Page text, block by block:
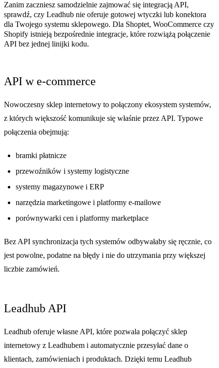
Zanim zaczniesz samodzielnie zajmować się integracją API,
sprawdź, czy Leadhub nie oferuje gotowej wtyczki lub konektora
dla Twojego systemu sklepowego. Dla Shoptet, WooCommerce czy
Shopify istnieją bezpośrednie integracje, które rozwiążą połączenie
API bez jednej linijki kodu.
API w e-commerce
Nowoczesny sklep internetowy to połączony ekosystem systemów,
z których większość komunikuje się właśnie przez API. Typowe
połączenia obejmują:
bramki płatnicze
przewoźników i systemy logistyczne
systemy magazynowe i ERP
narzędzia marketingowe i platformy e-mailowe
porównywarki cen i platformy marketplace
Bez API synchronizacja tych systemów odbywałaby się ręcznie, co
jest powolne, podatne na błędy i nie do utrzymania przy większej
liczbie zamówień.
Leadhub API
Leadhub oferuje własne API, które pozwala połączyć sklep
internetowy z Leadhubem i automatycznie przesyłać dane o
klientach, zamówieniach i produktach. Dzięki temu Leadhub